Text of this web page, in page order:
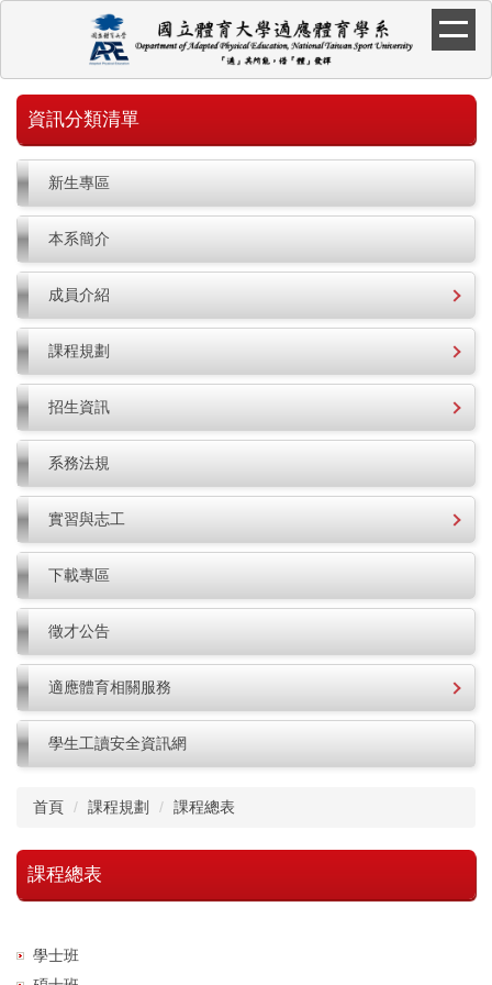
要
資訊分類清單
新生專區
本系簡介
成員介紹
課程規劃
招生資訊
系務法規
實習與志工
下載專區
徵才公告
適應體育相關服務
學生工讀安全資訊網
首頁 課程規劃 課程總表
課程總表
學士班